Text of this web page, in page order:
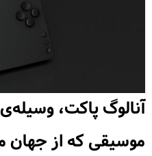
آنالوگ پاکت،
موسیقی که از جهان